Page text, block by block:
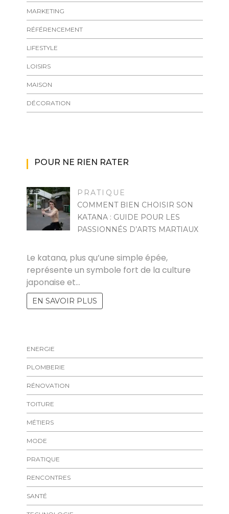
MARKETING
RÉFÉRENCEMENT
LIFESTYLE
LOISIRS
MAISON
DÉCORATION
POUR NE RIEN RATER
PRATIQUE
COMMENT BIEN CHOISIR SON
KATANA : GUIDE POUR LES
PASSIONNÉS D’ARTS MARTIAUX
Le katana, plus qu’une simple épée,
représente un symbole fort de la culture
japonaise et…
EN SAVOIR PLUS
ENERGIE
PLOMBERIE
RÉNOVATION
TOITURE
MÉTIERS
MODE
PRATIQUE
RENCONTRES
SANTÉ